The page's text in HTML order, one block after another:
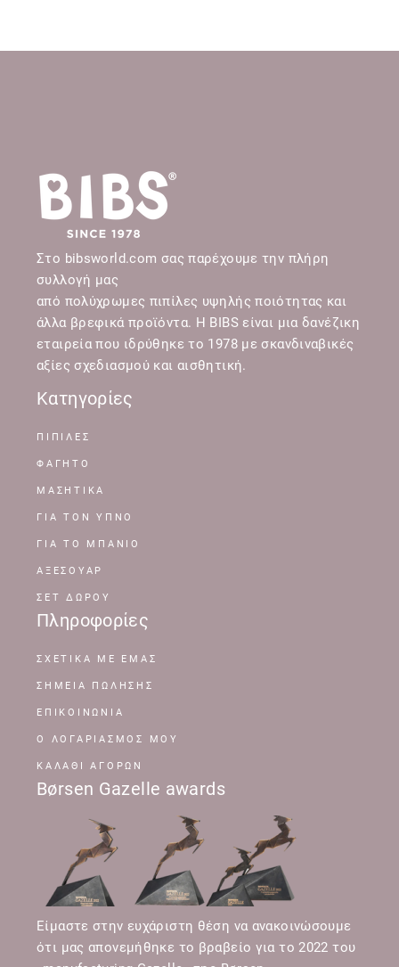
Στο bibsworld.com σας παρέχουμε την πλήρη
συλλογή μας
από πολύχρωμες πιπίλες υψηλής ποιότητας και
άλλα βρεφικά προϊόντα. Η BIBS είναι μια δανέζικη
εταιρεία που ιδρύθηκε το 1978 με σκανδιναβικές
αξίες σχεδιασμού και αισθητική.
Κατηγορίες
ΠΙΠΙΛΕΣ
ΦΑΓΗΤΟ
ΜΑΣΗΤΙΚΑ
ΓΙΑ ΤΟΝ ΥΠΝΟ
ΓΙΑ ΤΟ ΜΠΑΝΙΟ
ΑΞΕΣΟΥΑΡ
ΣΕΤ ΔΩΡΟΥ
Πληροφορίες
ΣΧΕΤΙΚΆ ΜΕ ΕΜΆΣ
ΣΗΜΕΊΑ ΠΏΛΗΣΗΣ
ΕΠΙΚΟΙΝΩΝΊΑ
Ο ΛΟΓΑΡΙΑΣΜΌΣ ΜΟΥ
ΚΑΛΆΘΙ ΑΓΟΡΏΝ
Børsen Gazelle awards
Είμαστε στην ευχάριστη θέση να ανακοινώσουμε
ότι μας απονεμήθηκε το βραβείο για το 2022 του